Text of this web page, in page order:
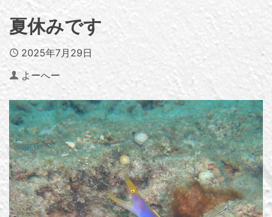
夏休みです
Published
2025年7月29日
Author
よーへー